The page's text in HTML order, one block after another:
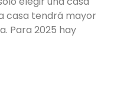
casa tendrá mayor
Para 2025 hay